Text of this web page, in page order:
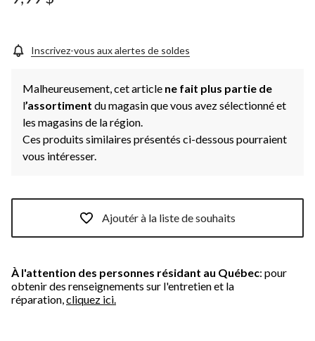
page.
Inscrivez-vous aux alertes de soldes
Malheureusement, cet article ne fait plus partie de
l’assortiment du magasin que vous avez sélectionné et
les magasins de la région.
Ces produits similaires présentés ci-dessous pourraient
vous intéresser.
Ajoutér à la liste de souhaits
À l'attention des personnes résidant au Québec: pour
obtenir des renseignements sur l'entretien et la
réparation, cliquez ici.